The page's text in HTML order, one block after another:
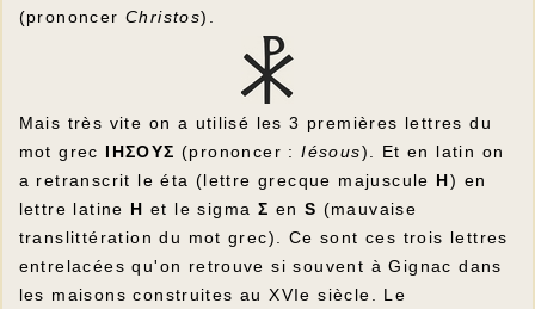
(prononcer Christos).
Mais très vite on a utilisé les 3 premières lettres du
mot grec IHΣOYΣ (prononcer :Iésous). Et en latin on
a retranscrit le éta (lettre grecque majuscule H) en
lettre latine H et le sigma Σ en S (mauvaise
translittération du mot grec). Ce sont ces trois lettres
entrelacées qu'on retrouve si souvent à Gignac dans
les maisons construites au XVIe siècle. Le